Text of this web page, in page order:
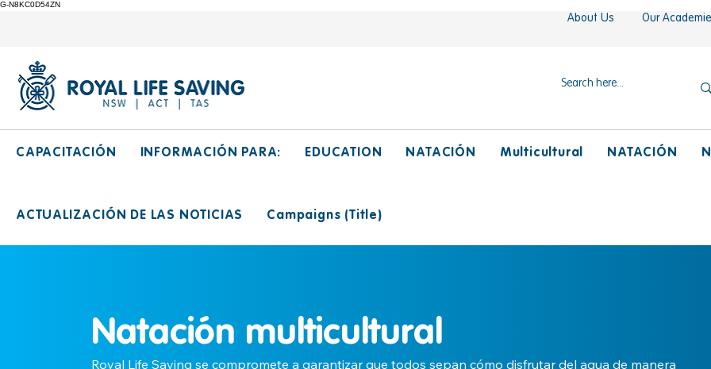
G-N8KC0D54ZN
About Us Our
CAPACITACIÓN INFORMACIÓN PARA: EDUCATION NATACIÓN Multicultural NATACIÓN
ACTUALIZACIÓN DE LAS NOTICIAS Campaigns (Title)
Natación multicultural
Royal Life Saving se compromete a garantizar que todos sepan cómo disfrutar del agua de manera